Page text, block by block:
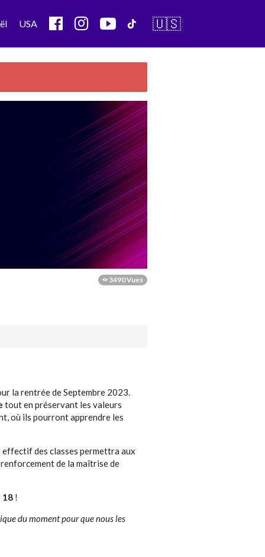
USA 🇺🇸
3490 Vues
la rentrée de Septembre 2023.
tout en préservant les valeurs
où ils pourront apprendre les
effectif des classes permettra aux
de la maîtrise de
18!
du moment pour que nous les